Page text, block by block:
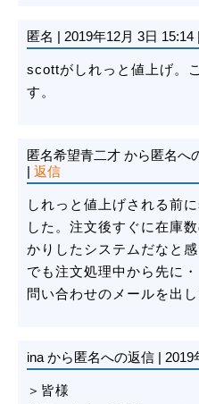
匿名 | 2019年12月 3日 15:14 |
scottがしれっと値上げ。
す。
匿名希望青二才 から匿名へ
| 返信
しれっと値上げされる前
した。注文後すぐに在庫
かりしたシステムだなと感
でも注文処理中から先に
問い合わせのメールを出
ina から匿名への返信 | 2019
＞皆様